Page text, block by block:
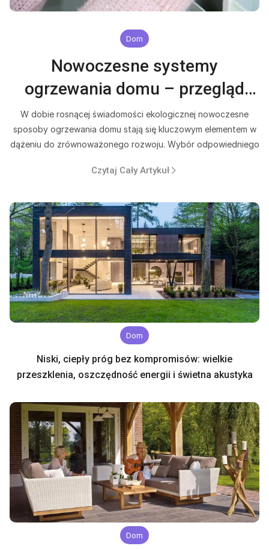
Dom
Nowoczesne systemy
ogrzewania domu – przegląd
technologii
W dobie rosnącej świadomości ekologicznej nowoczesne
sposoby ogrzewania domu stają się kluczowym elementem w
dążeniu do zrównoważonego rozwoju. Wybór odpowiedniego
Czytaj Cały Artykuł
Dom
Niski, ciepły próg bez kompromisów: wielkie
przeszklenia, oszczędność energii i świetna akustyka
Dom